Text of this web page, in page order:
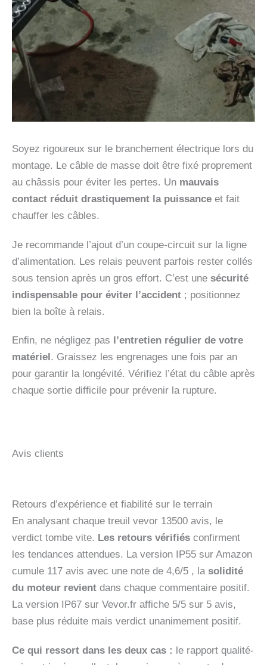
Soyez rigoureux sur le branchement électrique lors du
montage. Le câble de masse doit être fixé proprement
au châssis pour éviter les pertes. Un mauvais
contact réduit drastiquement la puissance et fait
chauffer les câbles.
Je recommande l’ajout d’un coupe-circuit sur la ligne
d’alimentation. Les relais peuvent parfois rester collés
sous tension après un gros effort. C’est une sécurité
indispensable pour éviter l’accident ; positionnez
bien la boîte à relais.
Enfin, ne négligez pas l’entretien régulier de votre
matériel. Graissez les engrenages une fois par an
pour garantir la longévité. Vérifiez l’état du câble après
chaque sortie difficile pour prévenir la rupture.
Avis clients
Retours d’expérience et fiabilité sur le terrain
En analysant chaque treuil vevor 13500 avis, le
verdict tombe vite. Les retours vérifiés confirment
les tendances attendues. La version IP55 sur Amazon
cumule 117 avis avec une note de 4,6/5 , la solidité
du moteur revient dans chaque commentaire positif.
La version IP67 sur Vevor.fr affiche 5/5 sur 5 avis,
base plus réduite mais verdict unanimement positif.
Ce qui ressort dans les deux cas : le rapport qualité-